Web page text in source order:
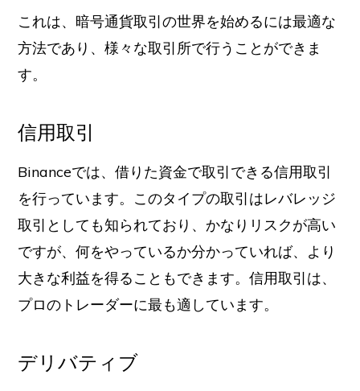
これは、暗号通貨取引の世界を始めるには最適な
方法であり、様々な取引所で行うことができま
す。
信用取引
Binanceでは、借りた資金で取引できる信用取引
を行っています。このタイプの取引はレバレッジ
取引としても知られており、かなりリスクが高い
ですが、何をやっているか分かっていれば、より
大きな利益を得ることもできます。信用取引は、
プロのトレーダーに最も適しています。
デリバティブ